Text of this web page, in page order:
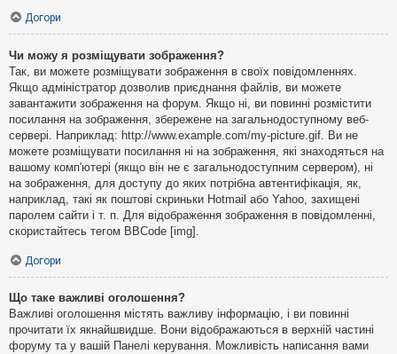
Догори
Чи можу я розміщувати зображення?
Так, ви можете розміщувати зображення в своїх повідомленнях.
Якщо адміністратор дозволив приєднання файлів, ви можете
завантажити зображення на форум. Якщо ні, ви повинні розмістити
посилання на зображення, збережене на загальнодоступному веб-
сервері. Наприклад: http://www.example.com/my-picture.gif. Ви не
можете розміщувати посилання ні на зображення, які знаходяться на
вашому комп'ютері (якщо він не є загальнодоступним сервером), ні
на зображення, для доступу до яких потрібна автентифікація, як,
наприклад, такі як поштові скриньки Hotmail або Yahoo, захищені
паролем сайти і т. п. Для відображення зображення в повідомленні,
скористайтесь тегом BBCode [img].
Догори
Що таке важливі оголошення?
Важливі оголошення містять важливу інформацію, і ви повинні
прочитати їх якнайшвидше. Вони відображаються в верхній частині
форуму та у вашій Панелі керування. Можливість написання вами